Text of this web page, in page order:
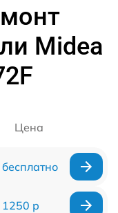
Midea
Цена
бесплатно
1250 р